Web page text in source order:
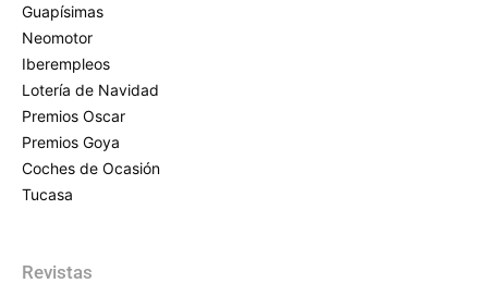
Guapísimas
Neomotor
Iberempleos
Lotería de Navidad
Premios Oscar
Premios Goya
Coches de Ocasión
Tucasa
Revistas